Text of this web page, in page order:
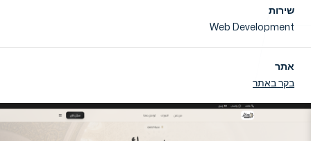
שירותים
שירות
Web Development
אתר
בקר באתר